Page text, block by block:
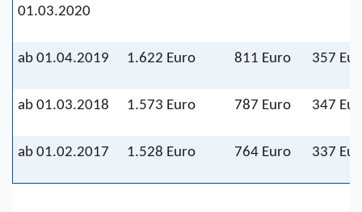
01.03.2020
ab 01.04.2019 1.622 Euro 811 Euro 357
ab 01.03.2018 1.573 Euro 787 Euro 347
ab 01.02.2017 1.528 Euro 764 Euro 337